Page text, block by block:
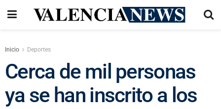
Inicio Deportes
Cerca de mil personas
ya se han inscrito a los